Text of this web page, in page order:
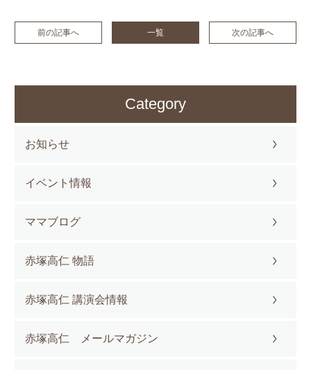
前の記事へ 一覧 次の記事へ
Category
お知らせ
イベント情報
ママブログ
赤塚高仁 物語
赤塚高仁 講演会情報
赤塚高仁 メールマガジン